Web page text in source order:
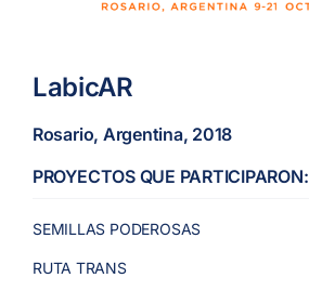
LabicAR
Rosario, Argentina, 2018
PROYECTOS QUE PARTICIPARON:
SEMILLAS PODEROSAS
RUTA TRANS